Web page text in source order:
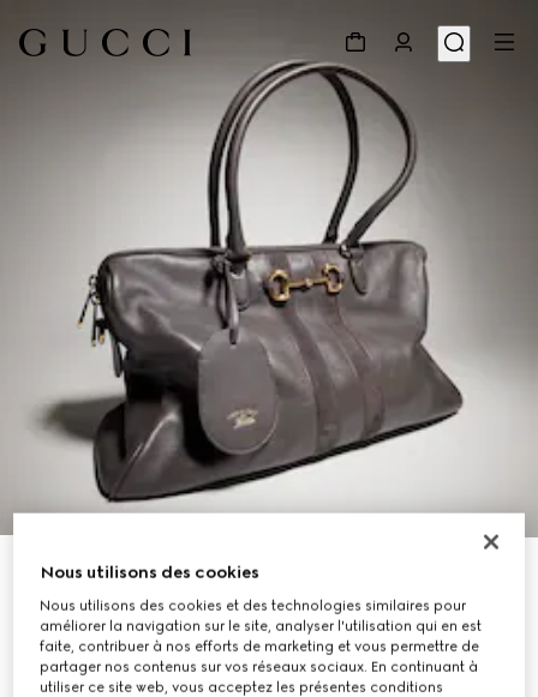
À personnaliser avec vos initiales
Sac Boston Borsetto grand format
€ 2.900
Déclinaisons cuir gris foncé
Nous utilisons des cookies
Nous utilisons des cookies et des technologies similaires pour
améliorer la navigation sur le site, analyser l'utilisation qui en est
faite, contribuer à nos efforts de marketing et vous permettre de
partager nos contenus sur vos réseaux sociaux. En continuant à
utiliser ce site web, vous acceptez les présentes conditions